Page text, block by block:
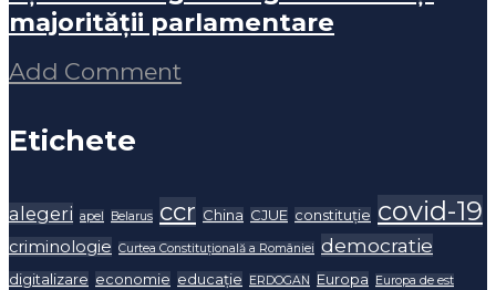
majorității parlamentare
Add Comment
Etichete
alegeri apel Belarus ccr China CJUE constituție covid-19
criminologie Curtea Constituțională a României democratie
digitalizare economie educație ERDOGAN Europa Europa de est